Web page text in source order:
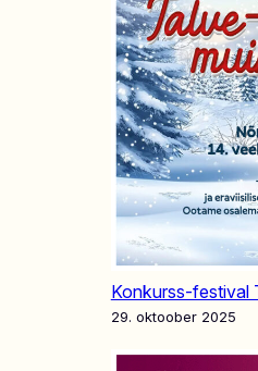
Konkurss-festival
29. oktoober 2025